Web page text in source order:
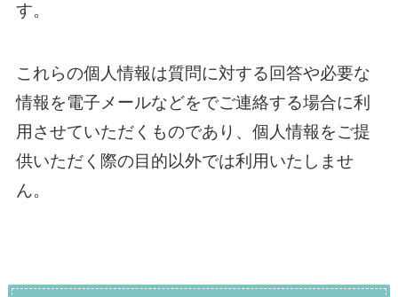
す。
これらの個人情報は質問に対する回答や必要な
情報を電子メールなどをでご連絡する場合に利
用させていただくものであり、個人情報をご提
供いただく際の目的以外では利用いたしませ
ん。